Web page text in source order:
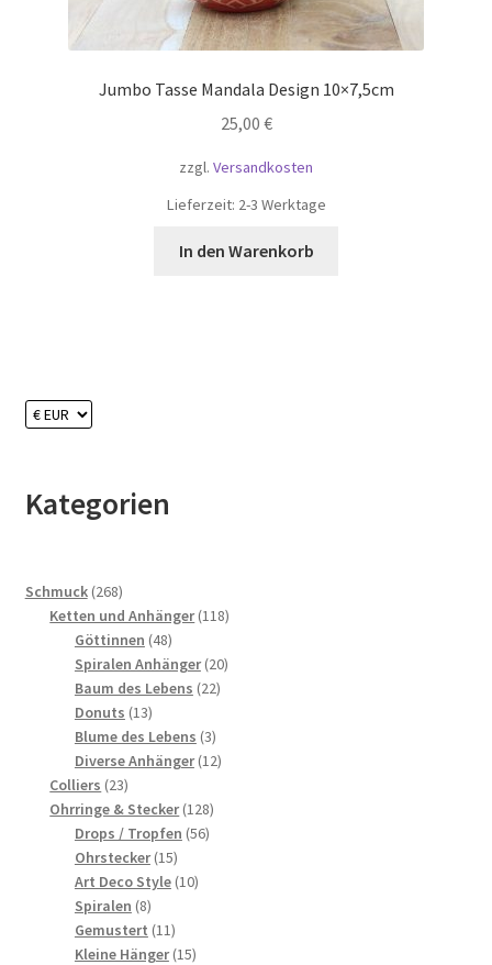
Jumbo Tasse Mandala Design 10×7,5cm
25,00 €
zzgl. Versandkosten
Lieferzeit: 2-3 Werktage
In den Warenkorb
Kategorien
Schmuck 268268
Produkte
Ketten und Anhänger 118118
Göttinnen 4848
Produkte
Spiralen Anhänger 2020
Baum des Lebens 2222
Donuts 1313
Produkte
Blume des Lebens 33
Produkte
Diverse Anhänger 1212
Colliers 2323
Produkte
Ohrringe & Stecker 128128
Drops / Tropfen 5656
Ohrstecker 1515
Produkte
Art Deco Style 1010
Spiralen 88
Produkte
Gemustert 1111
Produkte
Kleine Hänger 1515